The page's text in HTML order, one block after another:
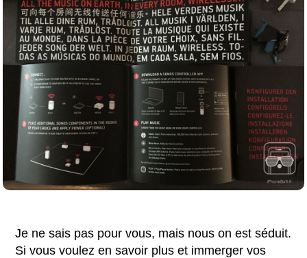
Je ne sais pas pour vous, mais nous on est séduit.
Si vous voulez en savoir plus et immerger vos